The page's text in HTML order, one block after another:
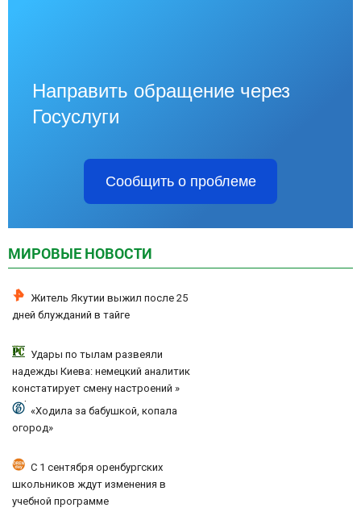
Направить обращение через
Госуслуги
Сообщить о проблеме
МИРОВЫЕ НОВОСТИ
Житель Якутии выжил после 25
дней блужданий в тайге
Удары по тылам развеяли
надежды Киева: немецкий аналитик
констатирует смену настроений »
PolitCentr-NEWS
«Ходила за бабушкой, копала
огород»
С 1 сентября оренбургских
школьников ждут изменения в
учебной программе